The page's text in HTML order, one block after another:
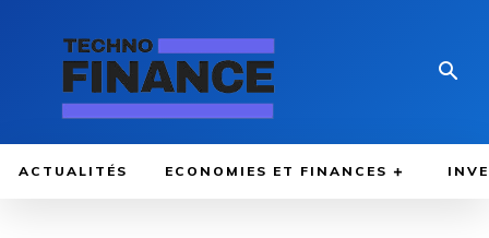
ACTUALITÉS ECONOMIES ET FINANCES